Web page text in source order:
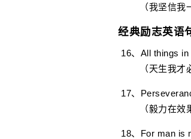
（我坚信我一
经典励志英语
16、All things
（天生我才必
17、
（毅力在效果
18、For man is